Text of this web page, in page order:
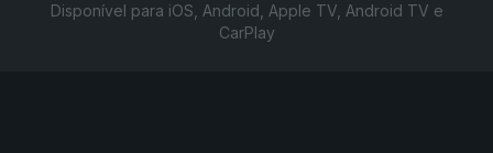
Disponível para iOS, Android, Apple TV, Android TV e
CarPlay